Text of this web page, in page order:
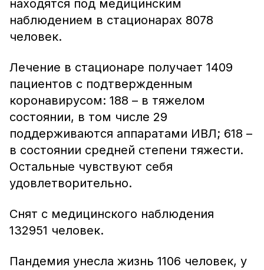
находятся под медицинским
наблюдением в стационарах 8078
человек.
Лечение в стационаре получает 1409
пациентов с подтвержденным
коронавирусом: 188 – в тяжелом
состоянии, в том числе 29
поддерживаются аппаратами ИВЛ; 618 –
в состоянии средней степени тяжести.
Остальные чувствуют себя
удовлетворительно.
Снят с медицинского наблюдения
132951 человек.
Пандемия унесла жизнь 1106 человек, у